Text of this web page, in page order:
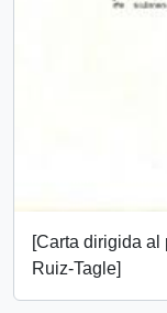
[Carta dirigida al
Ruiz-Tagle]